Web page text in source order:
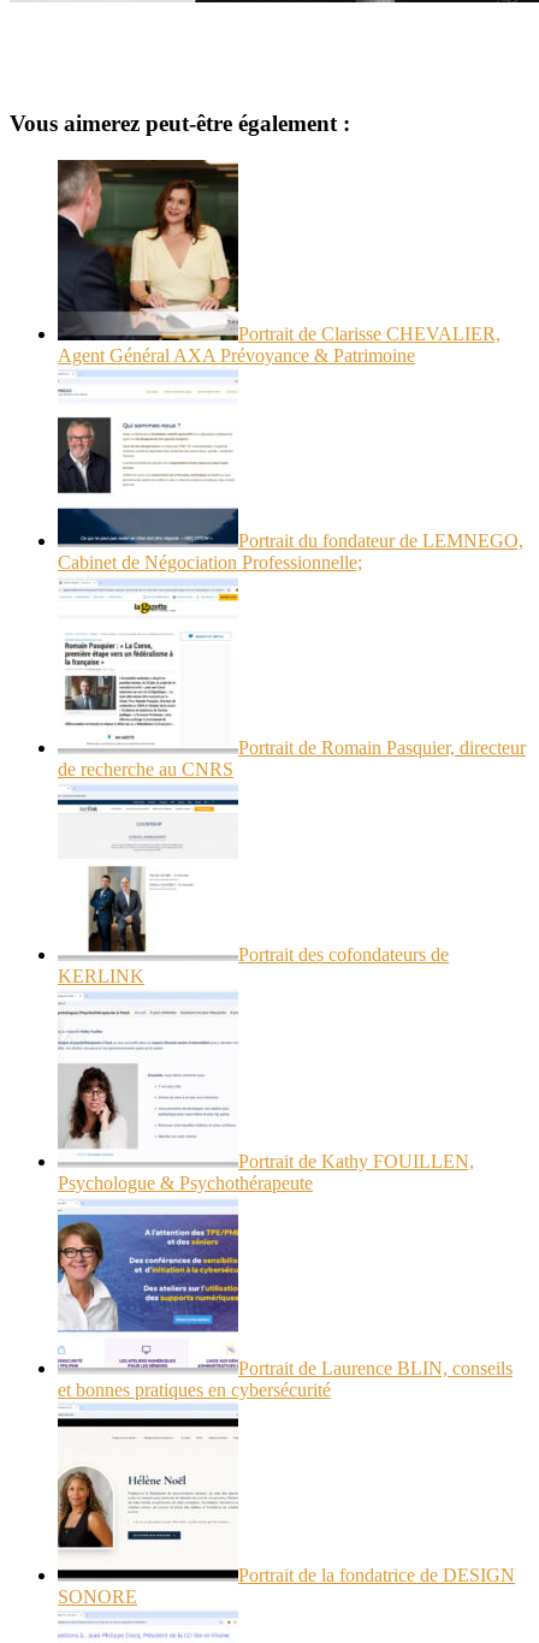
Vous aimerez peut-être également :
Portrait de Clarisse CHEVALIER,
Agent Général AXA Prévoyance & Patrimoine
Portrait du fondateur de LEMNEGO,
Cabinet de Négociation Professionnelle;
Portrait de Romain Pasquier, directeur
de recherche au CNRS
Portrait des cofondateurs de
KERLINK
Portrait de Kathy FOUILLEN,
Psychologue & Psychothérapeute
Portrait de Laurence BLIN, conseils
et bonnes pratiques en cybersécurité
Portrait de la fondatrice de DESIGN
SONORE